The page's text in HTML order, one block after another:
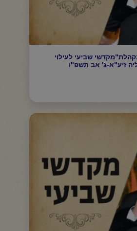
שביעי לעילוי
זיע"א-ג' אב תשפ"ו